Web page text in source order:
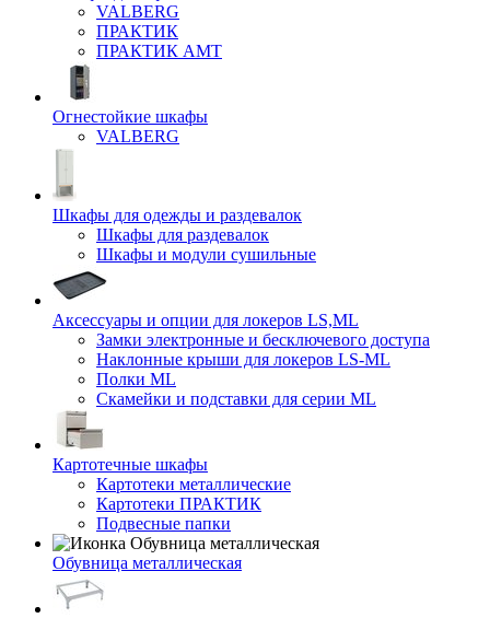
VALBERG
ПРАКТИК
ПРАКТИК AMT
Огнестойкие шкафы
VALBERG
Шкафы для одежды и раздевалок
Шкафы для раздевалок
Шкафы и модули сушильные
Аксессуары и опции для локеров LS,ML
Замки электронные и бесключевого доступа
Наклонные крыши для локеров LS-ML
Полки ML
Скамейки и подставки для серии ML
Картотечные шкафы
Картотеки металлические
Картотеки ПРАКТИК
Подвесные папки
Обувница металлическая